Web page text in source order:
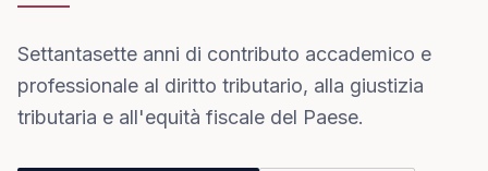
Settantasette anni di contributo accademico e
professionale al diritto tributario, alla giustizia
tributaria e all'equità fiscale del Paese.